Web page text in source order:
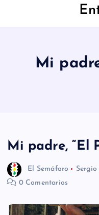
Mi
Mi padre, “El
El Semáforo
0 Comentarios